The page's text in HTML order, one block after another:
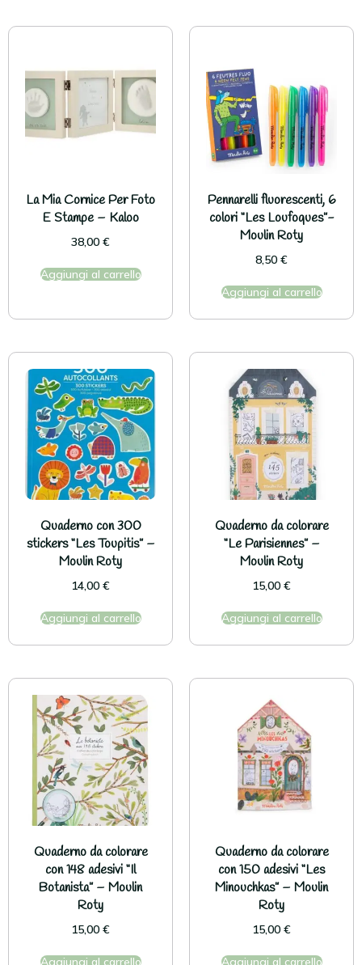
La Mia Cornice Per Foto
E Stampe – Kaloo
38,00 €
Aggiungi al carrello
Pennarelli fluorescenti, 6
colori “Les Loufoques”-
Moulin Roty
8,50 €
Aggiungi al carrello
Quaderno con 300
stickers “Les Toupitis” –
Moulin Roty
14,00 €
Aggiungi al carrello
Quaderno da colorare
“Le Parisiennes” –
Moulin Roty
15,00 €
Aggiungi al carrello
Quaderno da colorare
con 148 adesivi “Il
Botanista” – Moulin
Roty
15,00 €
Aggiungi al carrello
Quaderno da colorare
con 150 adesivi “Les
Minouchkas” – Moulin
Roty
15,00 €
Aggiungi al carrello